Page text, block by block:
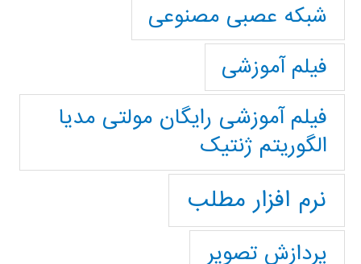
شبکه عصبی مصنوعی
فیلم آموزشی
فیلم آموزشی رایگان مولتی مدیا
الگوریتم ژنتیک
نرم افزار مطلب
پردازش تصویر